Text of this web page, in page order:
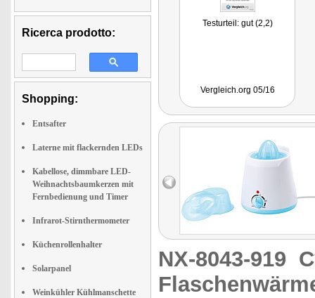
Ricerca prodotto:
Shopping:
Entsafter
Laterne mit flackernden LEDs
Kabellose, dimmbare LED-
Weihnachtsbaumkerzen mit
Fernbedienung und Timer
Infrarot-Stirnthermometer
Küchenrollenhalter
Solarpanel
Weinkühler Kühlmanschette
Testurteil: gut (2,2)
Vergleich.org 05/16
NX-8043-919